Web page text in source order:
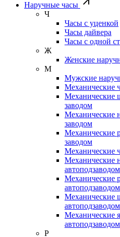
Наручные часы
Ч
Часы с уценкой
Часы дайвера
Часы с одной
Ж
Женские
М
Мужские
Механические
Механические
заводом
Механические
заводом
Механические
заводом
Механические
Механические
автоподзаводом
Механические
автоподзаводом
Механические
автоподзаводом
Механические
автоподзаводом
Р